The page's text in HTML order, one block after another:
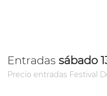
Entradas sábado
Precio entradas Festival